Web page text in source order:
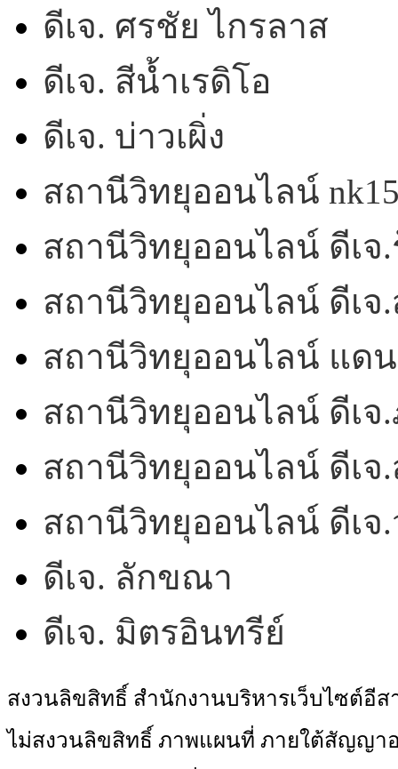
ดีเจ. ศรชัย ไกรลาส
ดีเจ. สีน้ำเรดิโอ
ดีเจ. บ่าวเผิ่ง
สถานีวิทยุออนไลน์
สถานีวิทยุออนไลน์ ดีเจ
สถานีวิทยุออนไลน์ ดีเ
สถานีวิทยุออนไลน์ แดน
สถานีวิทยุออนไลน์ ดีเจ
สถานีวิทยุออนไลน์ ดีเจ
สถานีวิทยุออนไลน์ ดีเ
ดีเจ. ลักขณา
ดีเจ. มิตรอินทรีย์
สงวนลิขสิทธิ์ สำนักงานบริหารเว็บไซต์อีส
ไม่สงวนลิขสิทธิ์ ภาพแผนที่ ภายใต้สัญญ